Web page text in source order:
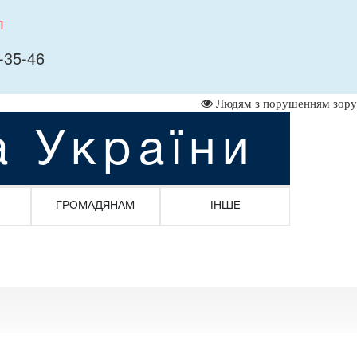
35-46
Людям з порушенням зору
України
ГРОМАДЯНАМ ІНШЕ